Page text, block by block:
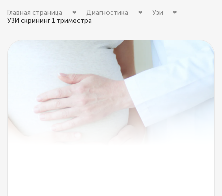
Главная страница Диагностика
Узи
УЗИ скрининг 1 триместра